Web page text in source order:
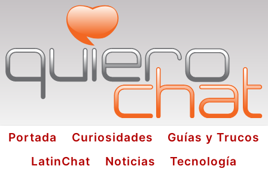
Portada Curiosidades
Guías y Trucos
LatinChat
Noticias
Tecnología